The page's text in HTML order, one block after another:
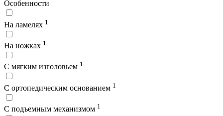
Особенности
На ламелях 1
На ножках 1
С мягким изголовьем 1
С ортопедическим основанием 1
С подъемным механизмом 1